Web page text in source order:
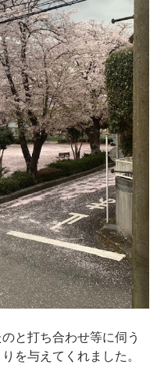
と打ち合わせ等に伺う
を与えてくれました。